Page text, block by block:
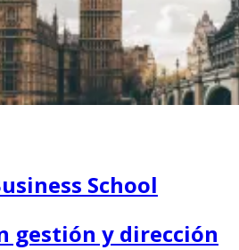
School
gestión y dirección